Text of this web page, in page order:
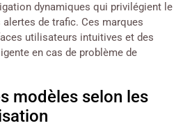
dynamiques qui privilégient le
de trafic. Ces marques
utilisateurs intuitives et des
en cas de problème de
modèles selon les